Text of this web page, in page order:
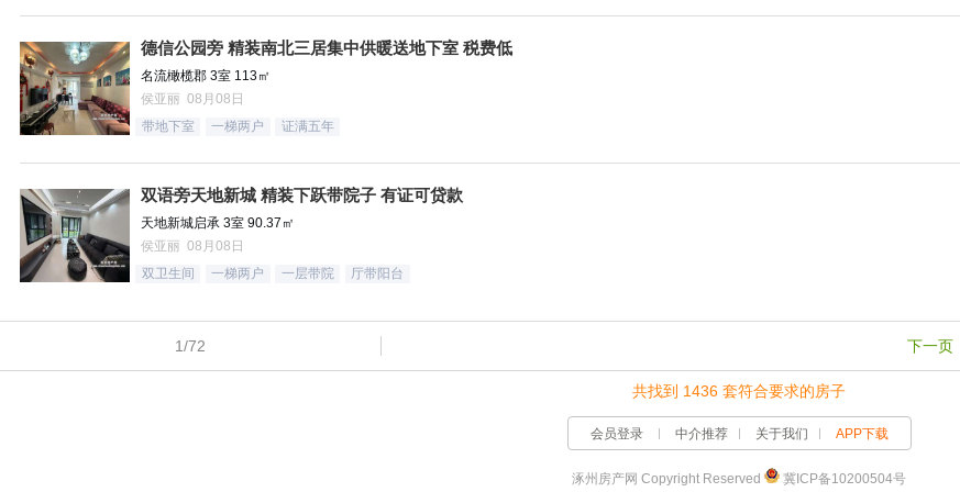
德信公园旁 精装南北三居集中供暖送地下室 税费低
名流橄榄郡 3室 113㎡
侯亚丽 08月08日
带地下室 一梯两户 证满五年
双语旁天地新城 精装下跃带院子 有证可贷款
天地新城启承 3室 90.37㎡
侯亚丽 08月08日
双卫生间 一梯两户 一层带院 厅带阳台
1/72 下一页
共找到 1436 套符合要求的房子
会员登录 中介推荐 关于我们 APP下载
涿州房产网 Copyright Reserved 冀ICP备10200504号